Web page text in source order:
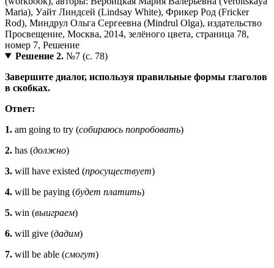
Решение 2.№7 (с. 78)
Завершите диалог, используя правильные формы глаголов
в скобках.
Ответ:
1. am going to try (собираюсь попробовать)
2. has (должно)
3. will have existed (просуществует)
4. will be paying (будет платить)
5. win (выиграем)
6. will give (дадим)
7. will be able (смогут)